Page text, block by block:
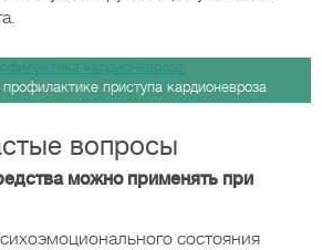
приступа кардионевроза
вопросы
можно применять при
состояния